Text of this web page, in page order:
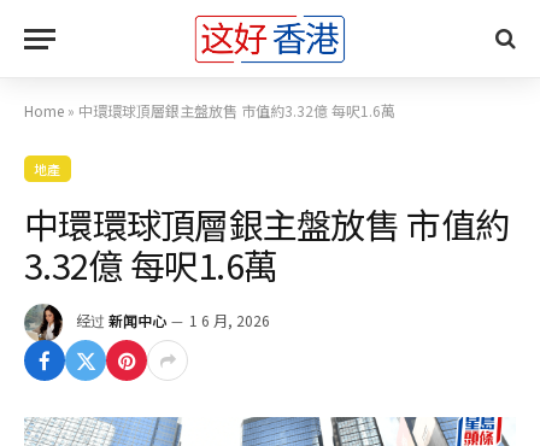
Home » 中環環球頂層銀主盤放售 市值約3.32億 每呎1.6萬
地產
中環環球頂層銀主盤放售 市值約
3.32億 每呎1.6萬
经过 新闻中心 1 6 月, 2026